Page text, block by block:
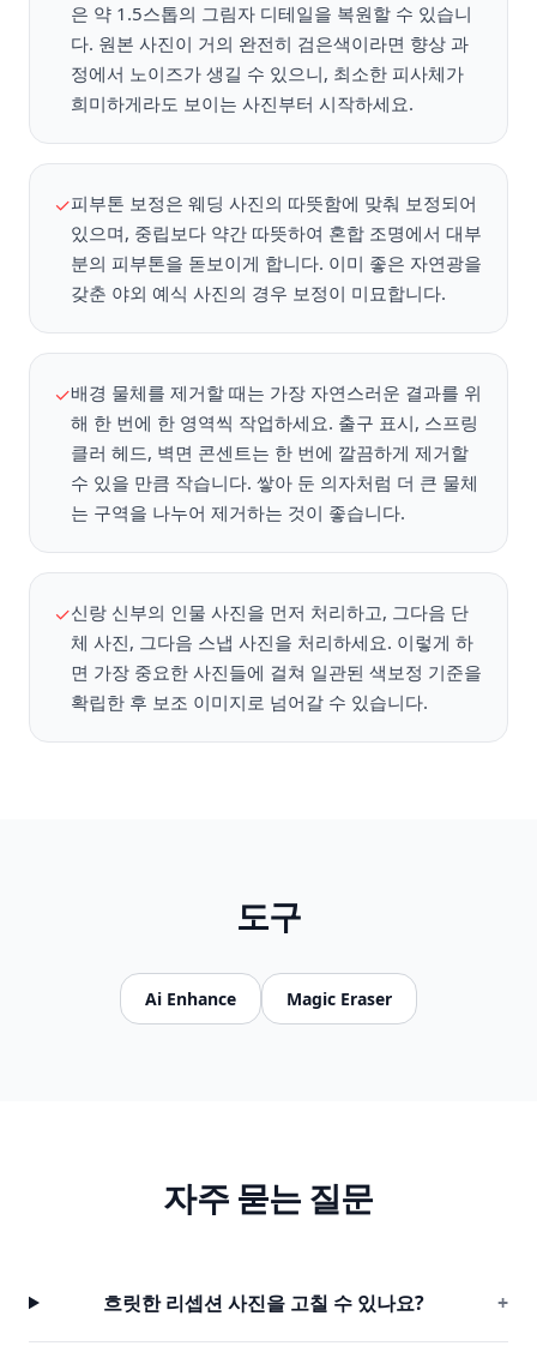
은 약 1.5스톱의 그림자 디테일을 복원할 수 있습니
다. 원본 사진이 거의 완전히 검은색이라면 향상 과
정에서 노이즈가 생길 수 있으니, 최소한 피사체가
희미하게라도 보이는 사진부터 시작하세요.
✓피부톤 보정은 웨딩 사진의 따뜻함에 맞춰 보정되어
있으며, 중립보다 약간 따뜻하여 혼합 조명에서 대부
분의 피부톤을 돋보이게 합니다. 이미 좋은 자연광을
갖춘 야외 예식 사진의 경우 보정이 미묘합니다.
✓배경 물체를 제거할 때는 가장 자연스러운 결과를 위
해 한 번에 한 영역씩 작업하세요. 출구 표시, 스프링
클러 헤드, 벽면 콘센트는 한 번에 깔끔하게 제거할
수 있을 만큼 작습니다. 쌓아 둔 의자처럼 더 큰 물체
는 구역을 나누어 제거하는 것이 좋습니다.
✓신랑 신부의 인물 사진을 먼저 처리하고, 그다음 단
체 사진, 그다음 스냅 사진을 처리하세요. 이렇게 하
면 가장 중요한 사진들에 걸쳐 일관된 색보정 기준을
확립한 후 보조 이미지로 넘어갈 수 있습니다.
도구
Ai Enhance Magic Eraser
자주 묻는 질문
흐릿한 리셉션 사진을 고칠 수 있나요? +